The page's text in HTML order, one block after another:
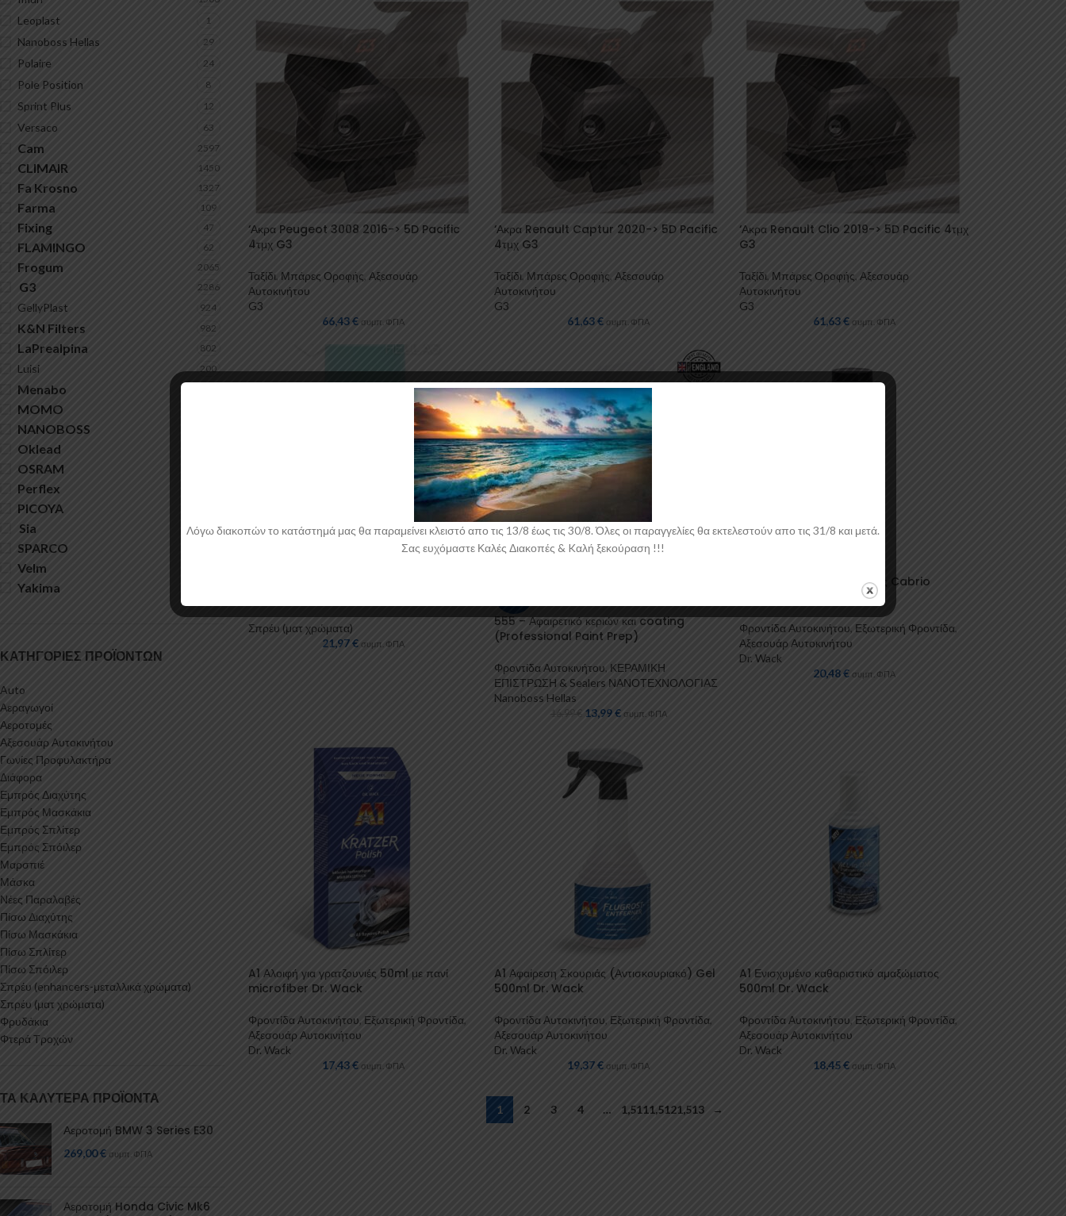
Leoplast 1
Nanoboss Hellas 29
Polaire 24
Pole Position 8
Sprint Plus 12
Versaco 63
Cam 2597
CLIMAIR 1450
Fa Krosno 1327
Farma 109
Fixing 47
FLAMINGO 62
Frogum 2065
G3 2286
GellyPlast 924
K&N Filters 982
LaPrealpina 802
Luisi 200
Menabo
MOMO
NANOBOSS
Oklead
OSRAM
Perflex
PICOYA
Sia 43
SPARCO
Velm
Yakima
ΚΑΤΗΓΟΡΊΕΣ ΠΡΟΪΌΝΤΩΝ
Auto
Αεραγωγοί
Αεροτομές
Αξεσουάρ Αυτοκινήτου
Γωνίες Προφυλακτήρα
Διάφορα
Εμπρός Διαχύτης
Εμπρός Μασκάκια
Εμπρός Σπλίτερ
Εμπρός Σπόιλερ
Μαρσπιέ
Μάσκα
Νέες Παραλαβές
Πίσω Διαχύτης
Πίσω Μασκάκια
Πίσω Σπλίτερ
Πίσω Σπόιλερ
Σπρέυ (enhancers-μεταλλικά χρώματα)
Σπρέυ (ματ χρώματα)
Φρυδάκια
Φτερά Τροχών
ΤΑ ΚΑΛΎΤΕΡΑ ΠΡΟΪΌΝΤΑ
Αεροτομή BMW 3 Series E30
269,00€ συμπ. ΦΠΑ
Αεροτομή Honda Civic Mk6
‘Ακρα Peugeot 3008 2016-> 5D Pacific
4τμχ G3
Ταξίδι, Μπάρες Οροφής Αξεσουάρ
Αυτοκινήτου
G3
66,43€ συμπ. ΦΠΑ
‘Ακρα Renault Captur 2020-> 5D Pacific
4τμχ G3
Ταξίδι, Μπάρες Οροφής Αξεσουάρ
Αυτοκινήτου
G3
61,63€ συμπ. ΦΠΑ
‘Ακρα Renault Clio 2019-> 5D Pacific 4τμχ
G3
Ταξίδι, Μπάρες Οροφής, Αξεσουάρ
Αυτοκινήτου
G3
61,63€ συμπ. ΦΠΑ
Σπρέυ (ματ χρώματα)
21,97€ συμπ. ΦΠΑ
555 – Αφαιρετικό κεριών και coating
(Professional Paint Prep)
Φροντίδα Αυτοκινήτου, ΚΕΡΑΜΙΚΗ
ΕΠΙΣΤΡΩΣΗ & Sealers ΝΑΝΟΤΕΧΝΟΛΟΓΙΑΣ
Nanoboss Hellas
16,99€ 13,99€ συμπ. ΦΠΑ
A1 Αδιαβροχοποίηση Οροφής Cabrio
Φροντίδα Αυτοκινήτου, Εξωτερική Φροντίδα,
Αξεσουάρ Αυτοκινήτου
Dr. Wack
20,48€ συμπ. ΦΠΑ
A1 Αλοιφή για γρατζουνιές 50ml με πανί
microfiber Dr. Wack
Φροντίδα Αυτοκινήτου Εξωτερική Φροντίδα,
Αξεσουάρ Αυτοκινήτου
Dr. Wack
17,43€ συμπ. ΦΠΑ
A1 Αφαίρεση Σκουριάς (Αντισκουριακό) Gel
500ml Dr. Wack
Φροντίδα Αυτοκινήτου Εξωτερική Φροντίδα,
Αξεσουάρ Αυτοκινήτου
Dr. Wack
19,37€ συμπ. ΦΠΑ
A1 Ενισχυμένο καθαριστικό αμαξώματος
500ml Dr. Wack
Φροντίδα Αυτοκινήτου Εξωτερική Φροντίδα,
Αξεσουάρ Αυτοκινήτου
Dr. Wack
18,45€ συμπ. ΦΠΑ
1 2 3 4 … 1,5111,5121,513 →
Λόγω διακοπών το κατάστημά μας θα παραμείνει κλειστό απο τις 13/8 έως τις 30/8. Όλες οι παραγγελίες θα εκτελεστούν απο τις 31/8 και μετά.
Σας ευχόμαστε Καλές Διακοπές & Kαλή ξεκούραση !!!